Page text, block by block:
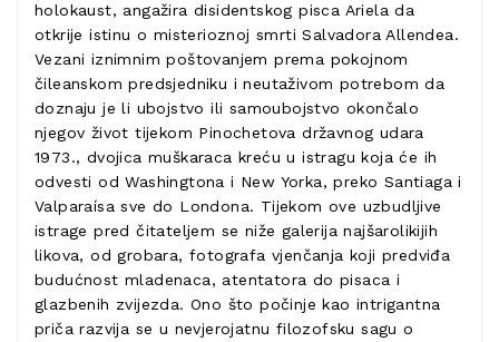
holokaust, angažira disidentskog pisca Ariela da
otkrije istinu o misterioznoj smrti Salvadora Allendea.
Vezani iznimnim poštovanjem prema pokojnom
čileanskom predsjedniku i neutaživom potrebom da
doznaju je li ubojstvo ili samoubojstvo okončalo
njegov život tijekom Pinochetova državnog udara
1973., dvojica muškaraca kreću u istragu koja će ih
odvesti od Washingtona i New Yorka, preko Santiaga i
Valparaísa sve do Londona. Tijekom ove uzbudljive
istrage pred čitateljem se niže galerija najšarolikijih
likova, od grobara, fotografa vjenčanja koji predviđa
budućnost mladenaca, atentatora do pisaca i
glazbenih zvijezda. Ono što počinje kao intrigantna
priča razvija se u nevjerojatnu filozofsku sagu o